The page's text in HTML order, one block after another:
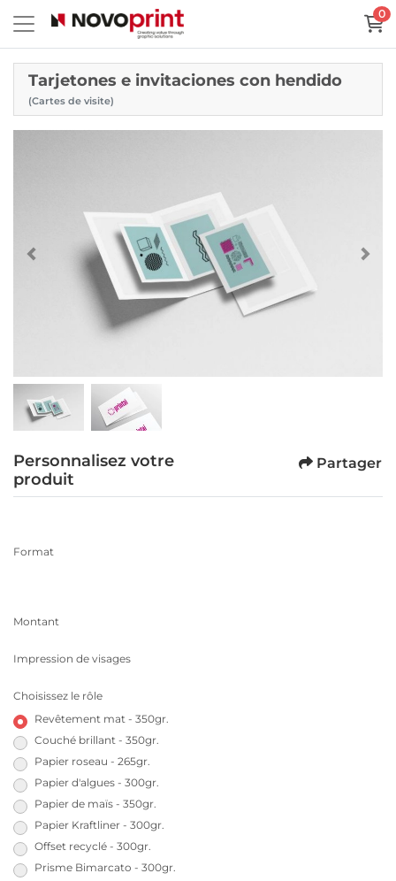
0
Tarjetones e invitaciones con hendido
(Cartes de visite)
Personnalisez votre
produit
Partager
Format
Montant
Impression de visages
Choisissez le rôle
Revêtement mat - 350gr.
Couché brillant - 350gr.
Papier roseau - 265gr.
Papier d'algues - 300gr.
Papier de maïs - 350gr.
Papier Kraftliner - 300gr.
Offset recyclé - 300gr.
Prisme Bimarcato - 300gr.